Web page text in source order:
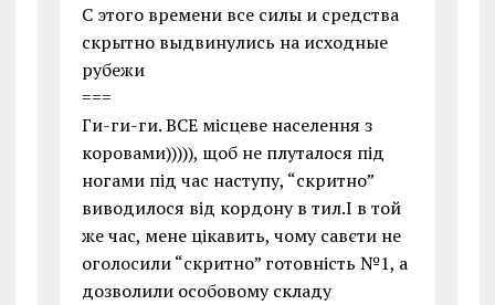
С этого времени все силы и средства
скрытно выдвинулись на исходные
рубежи
===
Ги-ги-ги. ВСЕ місцеве населення з
коровами))))), щоб не плуталося під
ногами під час наступу, “скритно”
виводилося від кордону в тил.І в той
же час, мене цікавить, чому савєти не
оголосили “скритно” готовність №1, а
дозволили особовому складу